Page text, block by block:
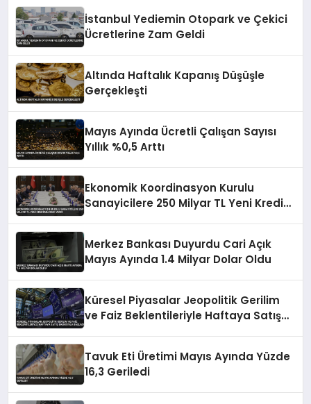
İstanbul Yediemin Otopark ve Çekici
Ücretlerine Zam Geldi
Altında Haftalık Kapanış Düşüşle
Gerçekleşti
Mayıs Ayında Ücretli Çalışan Sayısı
Yıllık %0,5 Arttı
Ekonomik Koordinasyon Kurulu
Sanayicilere 250 Milyar TL Yeni Kredi
Merkez Bankası Duyurdu Cari Açık
Mayıs Ayında 1.4 Milyar Dolar Oldu
Küresel Piyasalar Jeopolitik Gerilim
ve Faiz Beklentileriyle Haftaya Satış
Tavuk Eti Üretimi Mayıs Ayında Yüzde
16,3 Geriledi